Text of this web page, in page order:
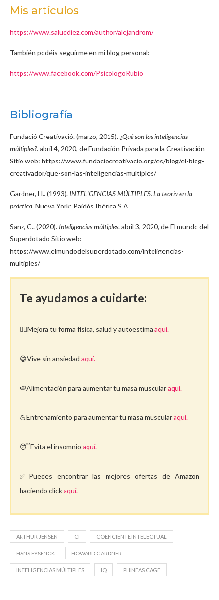
Mis artículos
https://www.saluddiez.com/author/alejandrom/
También podéis seguirme en mi blog personal:
https://www.facebook.com/PsicologoRubio
Bibliografía
Fundació Creativació. (marzo, 2015).¿Qué son las inteligencias
múltiples?. abril 4, 2020, de Fundación Privada para la Creativación
Sitio web: https://www.fundaciocreativacio.org/es/blog/el-blog-
creativador/que-son-las-inteligencias-multiples/
Gardner, H.. (1993). INTELIGENCIAS MÚLTIPLES. La teoría en la
práctica. Nueva York: Paidós Ibérica S.A..
Sanz, C.. (2020). Inteligencias múltiples. abril 3, 2020, de El mundo del
Superdotado Sitio web:
https://www.elmundodelsuperdotado.com/inteligencias-
multiples/
Te ayudamos a cuidarte:
🤸‍♀️Mejora tu forma física, salud y autoestima aquí.
😁Vive sin ansiedad aquí.
🍉Alimentación para aumentar tu masa muscularaquí.
💪Entrenamiento para aumentar tu masa muscularaquí.
😴Evita el insomnio aquí.
✅Puedes encontrar las mejores ofertas de Amazon
haciendo clickaquí.
ARTHUR JENSEN CI COEFICIENTE INTELECTUAL
HANS EYSENCK HOWARD GARDNER
INTELIGENCIAS MÚLTIPLES IQ PHINEAS CAGE